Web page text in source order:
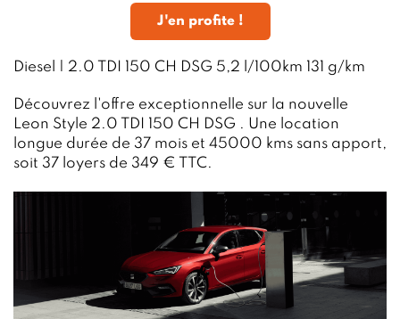
J'en profite !
Diesel | 2.0 TDI 150 CH DSG 5,2 l/100km 131 g/km
Découvrez l'offre exceptionnelle sur la nouvelle
Leon Style 2.0 TDI 150 CH DSG . Une location
longue durée de 37 mois et 45000 kms sans apport,
soit 37 loyers de 349 € TTC.